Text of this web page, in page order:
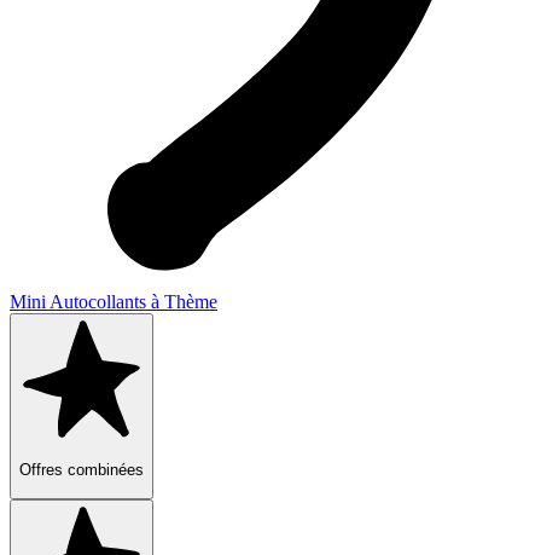
Mini Autocollants à Thème
Offres combinées